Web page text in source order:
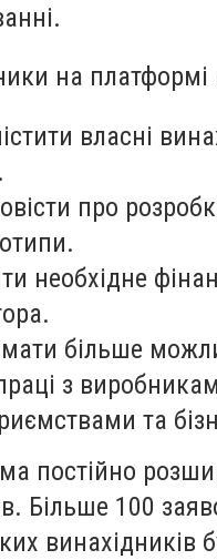
на
власні
про
необхідне
більше
з
та
постійно
Більше 100
винахідників